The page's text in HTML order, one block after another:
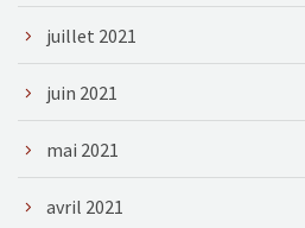
juillet 2021
juin 2021
mai 2021
avril 2021